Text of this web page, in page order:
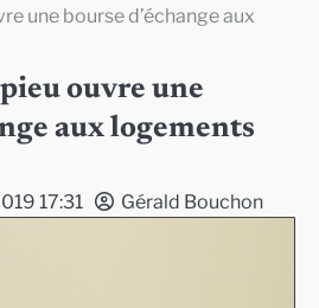
une bourse d’échange aux
ouvre une
aux logements
17:31 Gérald Bouchon